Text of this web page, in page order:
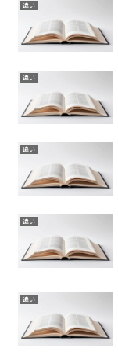
違い
違い
違い
違い
違い